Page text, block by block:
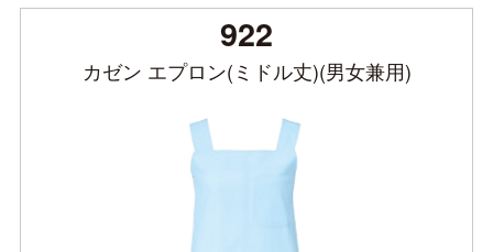
922
カゼン エプロン(ミドル丈)(男女兼用)